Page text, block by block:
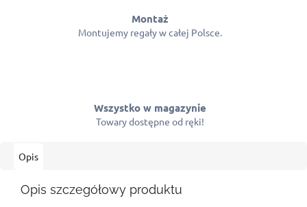
Montaż
Montujemy regały w całej Polsce.
Wszystko w magazynie
Towary dostępne od ręki!
Opis
Opis szczegółowy produktu